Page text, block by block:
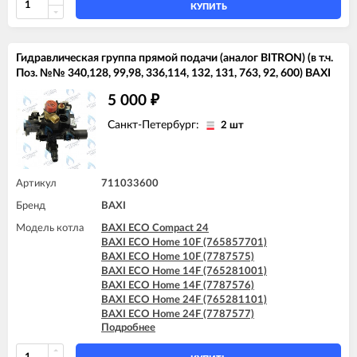
BAXI FOURTECH 24 (CSR)
BAXI FOURTECH 24 F (CSB)
КУПИТЬ
Гидравлическая группа прямой подачи (аналог BITRON) (в т.ч.
Поз. №№ 340,128, 99,98, 336,114, 132, 131, 763, 92, 600) BAXI
5 000 ₽
Санкт-Петербург: 2 шт
Артикул 711033600
Бренд BAXI
Модель котла
BAXI ECO Compact 24
BAXI ECO Home 10F (765857701)
BAXI ECO Home 10F (7787575)
BAXI ECO Home 14F (765281001)
BAXI ECO Home 14F (7787576)
BAXI ECO Home 24F (765281101)
BAXI ECO Home 24F (7787577)
BAXI ECO-5 Compact 24
BAXI FOURTECH 24 (CSB)
Подробнее